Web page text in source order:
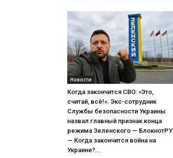
Новости
Когда закончится СВО: «Это,
считай, всё!». Экс-сотрудник
Службы безопасности Украины
назвал главный признак конца
режима Зеленского — БлокнотРУ
— Когда закончится война на
Украине?...